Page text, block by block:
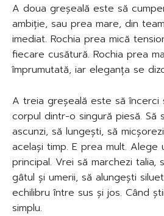
A doua greșeală este să
ambiție, sau prea mare, din
imediat. Rochia prea mică
fiecare cusătură. Rochia prea
împrumutată, iar eleganța se
A treia greșeală este să
corpul dintr-o singură piesă. Să
ascunzi, să lungești, să
același timp. E prea mult. Alege
principal. Vrei să marchezi talia,
gâtul și umerii, să alungești
echilibru între sus și jos. Când
simplu.